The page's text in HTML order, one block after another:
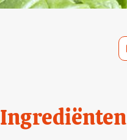
Ingrediënten